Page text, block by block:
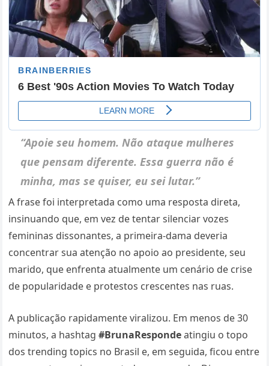
“Apoie seu homem. Não ataque mulheres
que pensam diferente. Essa guerra não é
minha, mas se quiser, eu sei lutar.”
A frase foi interpretada como uma resposta direta,
insinuando que, em vez de tentar silenciar vozes
femininas dissonantes, a primeira-dama deveria
concentrar sua atenção no apoio ao presidente, seu
marido, que enfrenta atualmente um cenário de crise
de popularidade e protestos crescentes nas ruas.
A publicação rapidamente viralizou. Em menos de 30
minutos, a hashtag#BrunaRespondeatingiu o topo
dos trending topics no Brasil e, em seguida, ficou entre